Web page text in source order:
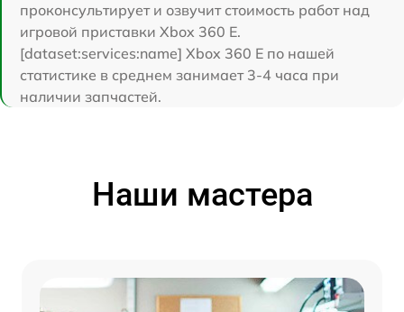
проконсультирует и озвучит стоимость работ над
игровой приставки Xbox 360 E.
[dataset:services:name] Xbox 360 E по нашей
статистике в среднем занимает 3-4 часа при
наличии запчастей.
Наши мастера